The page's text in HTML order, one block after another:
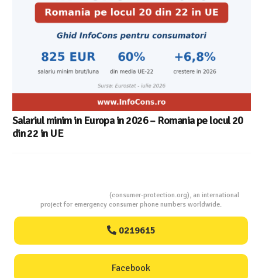
Salariul minim in Europa in 2026 – Romania pe locul 20
din 22 in UE
(consumer-protection.org), an international
project for emergency consumer phone numbers worldwide.
0219615
Facebook